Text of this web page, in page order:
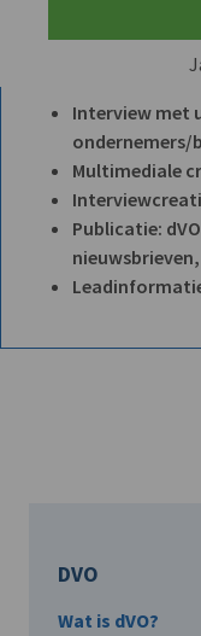
Interview met
ondernemers/
Multimediale
Publicatie:
nieuwsbrieven,
DVO
Wat is dVO?